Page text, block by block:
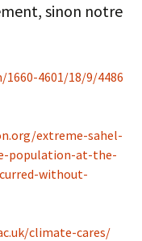
sinon notre
4601/18/9/4486
extreme-sahel-
population-at-the-
without-
climate-cares/